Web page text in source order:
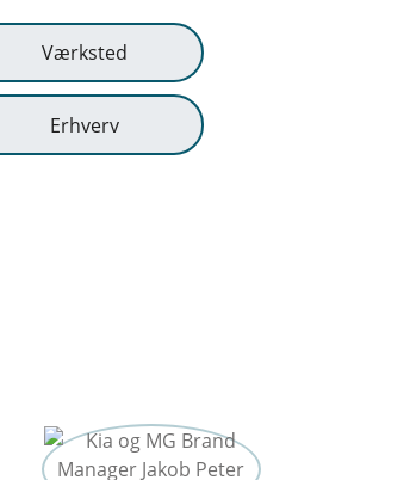
Værksted
Erhverv